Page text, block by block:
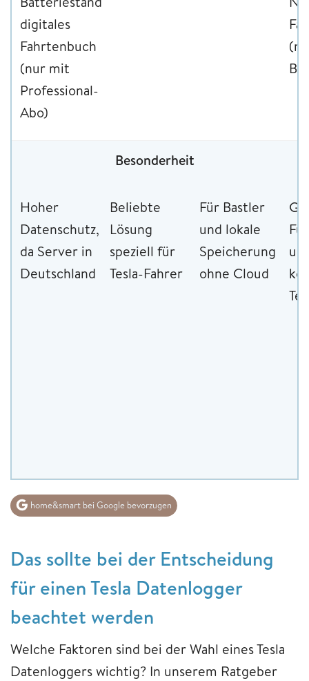
digitales
Fahrtenbuch
(nur mit
Professional-
Abo)
Besonderheit
Hoher
Datenschutz,
da Server in
Deutschland
Beliebte
Lösung
speziell für
Tesla-Fahrer
Für Bastler
und lokale
Speicherung
ohne Cloud
home&smart bei Google bevorzugen
Das sollte bei der Entscheidung
für einen Tesla Datenlogger
beachtet werden
Welche Faktoren sind bei der Wahl eines Tesla
Datenloggers wichtig? In unserem Ratgeber